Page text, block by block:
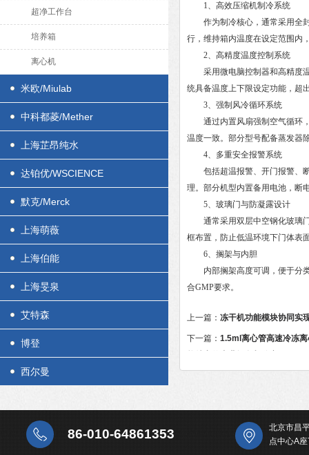
超净工作台
培养箱
离心机
米欧/Miulab
中科都菱/Mether
上海芷昂纯水
达铂优/WSCIENCE
默克/Merck
上海萌薇
上海伯能
上海旻泉
艾特森
博登
西尔曼
1、高效压缩机制冷系统
作为制冷核心，通常采用全封
行，维持箱内温度在设定范围内
2、高精度温度控制系统
采用微电脑控制器和高精度温
统具备温度上下限设定功能，超
3、强制风冷循环系统
通过内置风扇强制空气循环，
温度一致。部分型号配备蒸发器
4、多重安全报警系统
包括超温报警、开门报警、断
理。部分机型内置备用电池，断
5、玻璃门与防凝露设计
通常采用双层中空钢化玻璃门
框布置，防止低温环境下门体表
6、搁架与内胆
内部搁架高度可调，便于分类
合GMP要求。
上一篇： 冻干机功能模块协同实
下一篇： 1.5ml离心管高速冷冻
86-010-64861353
北京市昌
点中心A